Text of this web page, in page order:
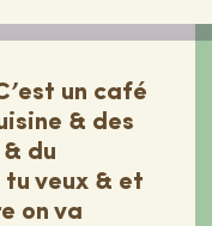
un café
& des
du
veux & et
on va